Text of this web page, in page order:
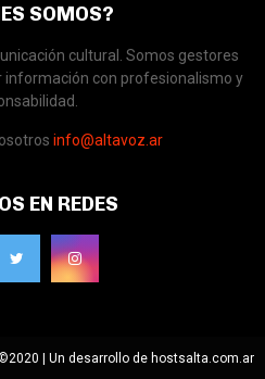
SOMOS?
cultural. Somos gestores
información con profesionalismo y
info@altavoz.ar
EN REDES
| Un desarrollo de hostsalta.com.ar